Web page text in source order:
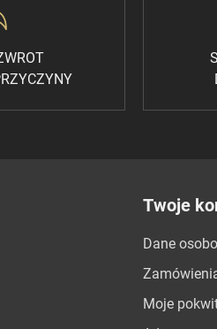
Twoje
Dane
Moje